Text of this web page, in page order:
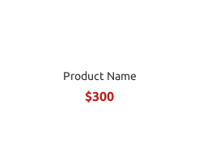
Product Name
$300